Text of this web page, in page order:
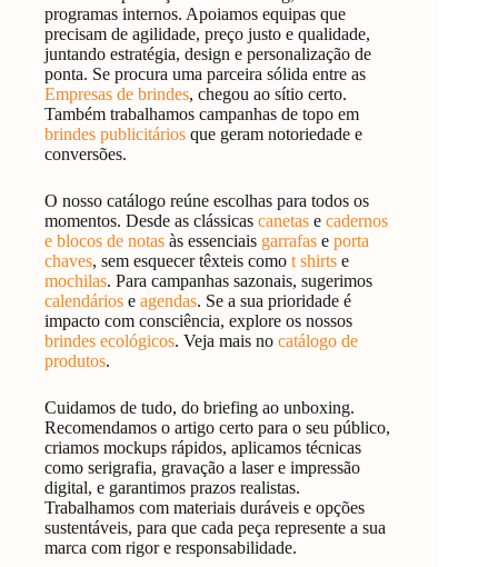
programas internos. Apoiamos equipas que
precisam de agilidade, preço justo e qualidade,
juntando estratégia, design e personalização de
ponta. Se procura uma parceira sólida entre as
Empresas de brindes, chegou ao sítio certo.
Também trabalhamos campanhas de topo em
brindes publicitários que geram notoriedade e
conversões.
O nosso catálogo reúne escolhas para todos os
momentos. Desde as clássicas canetas e cadernos
e blocos de notas às essenciais garrafas e porta
chaves, sem esquecer têxteis como t shirts e
mochilas. Para campanhas sazonais, sugerimos
calendários e agendas. Se a sua prioridade é
impacto com consciência, explore os nossos
brindes ecológicos. Veja mais no catálogo de
produtos.
Cuidamos de tudo, do briefing ao unboxing.
Recomendamos o artigo certo para o seu público,
criamos mockups rápidos, aplicamos técnicas
como serigrafia, gravação a laser e impressão
digital, e garantimos prazos realistas.
Trabalhamos com materiais duráveis e opções
sustentáveis, para que cada peça represente a sua
marca com rigor e responsabilidade.